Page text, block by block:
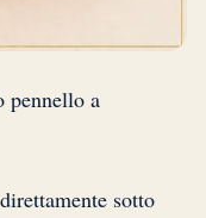
pennello a
sotto